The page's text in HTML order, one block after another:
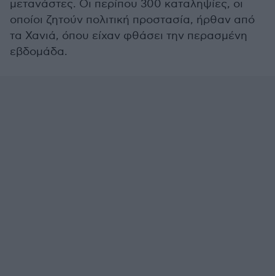
μετανάστες. Οι περίπου 300 καταληψίες, οι
οποίοι ζητούν πολιτική προστασία, ήρθαν από
τα Χανιά, όπου είχαν φθάσει την περασμένη
εβδομάδα.